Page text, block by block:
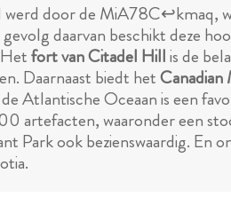
door de MiA78C↩kmaq,
daarvan beschikt deze
fort van Citadel Hillis de
Daarnaast biedt het
Atlantische Oceaan is een
artefacten, waaronder een
Park ook bezienswaardig. En